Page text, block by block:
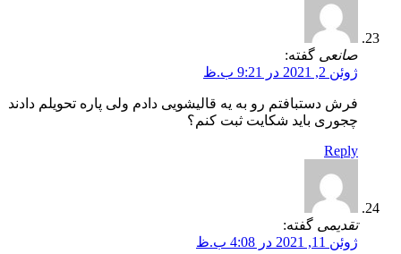
صانعی گفته:
ژوئن 2, 2021 در 9:21 ب.ظ
فرش دستبافتم رو به یه قالیشویی دادم ولی پاره تحویلم دادند
چجوری باید شکایت ثبت کنم؟
Reply
تقدیمی گفته:
ژوئن 11, 2021 در 4:08 ب.ظ